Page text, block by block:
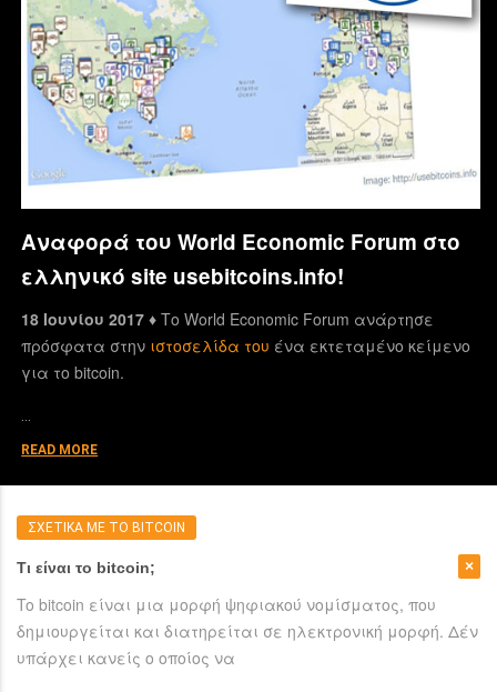
Αναφορά του World Economic Forum στο
ελληνικό site usebitcoins.info!
18 Ιουνίου 2017 ♦Το World Economic Forum ανάρτησε
πρόσφατα στην ιστοσελίδα του ένα εκτεταμένο κείμενο
για το bitcoin.
READ MORE
ΣΧΕΤΙΚΑ ΜΕ ΤΟ BITCOIN
Τι είναι το bitcoin;
To bitcoin είναι μια μορφή ψηφιακού νομίσματος, που
δημιουργείται και διατηρείται σε ηλεκτρονική μορφή. Δέν
υπάρχει κανείς ο οποίος να